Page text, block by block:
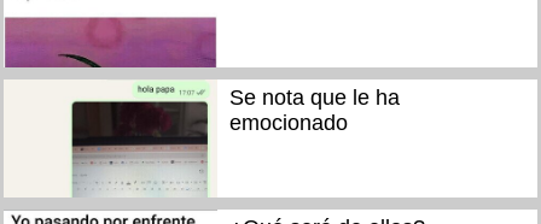
Se nota que le ha
emocionado